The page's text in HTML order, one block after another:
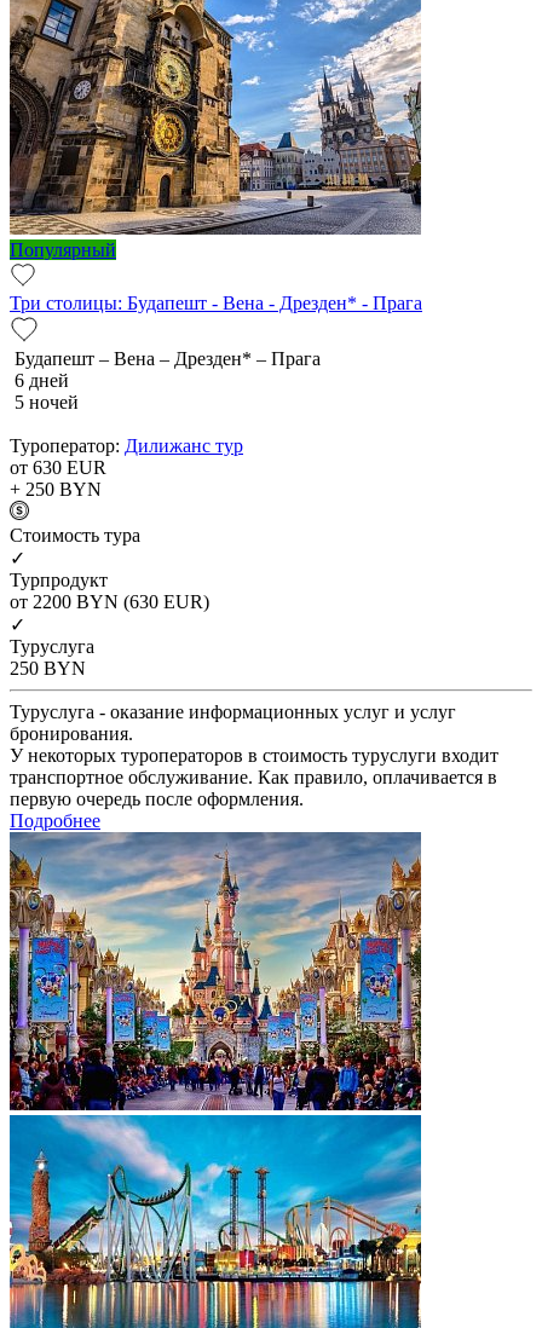
Популярный
Три столицы: Будапешт - Вена - Дрезден* - Прага
Будапешт – Вена – Дрезден* – Прага
6 дней
5 ночей
Туроператор: Дилижанс тур
от 630 EUR
+ 250 BYN
Cтоимость тура
✓
Турпродукт
от 2200 BYN (630 EUR)
✓
Туруслуга
250 BYN
Туруслуга - оказание информационных услуг и услуг
бронирования.
У некоторых туроператоров в стоимость туруслуги входит
транспортное обслуживание. Как правило, оплачивается в
первую очередь после оформления.
Подробнее